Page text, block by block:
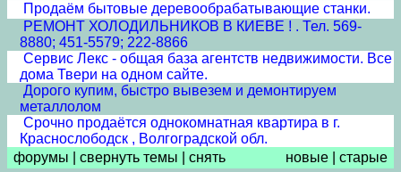
Продаём бытовые деревообрабатывающие станки.
РЕМОНТ ХОЛОДИЛЬНИКОВ В КИЕВЕ ! . Тел. 569-
8880; 451-5579; 222-8866
Сервис Лекс - общая база агентств недвижимости. Все
дома Твери на одном сайте.
Дорого купим, быстро вывезем и демонтируем
металлолом
Срочно продаётся однокомнатная квартира в г.
Краснослободск , Волгоградской обл.
форумы
свернуть темы снять новые старые